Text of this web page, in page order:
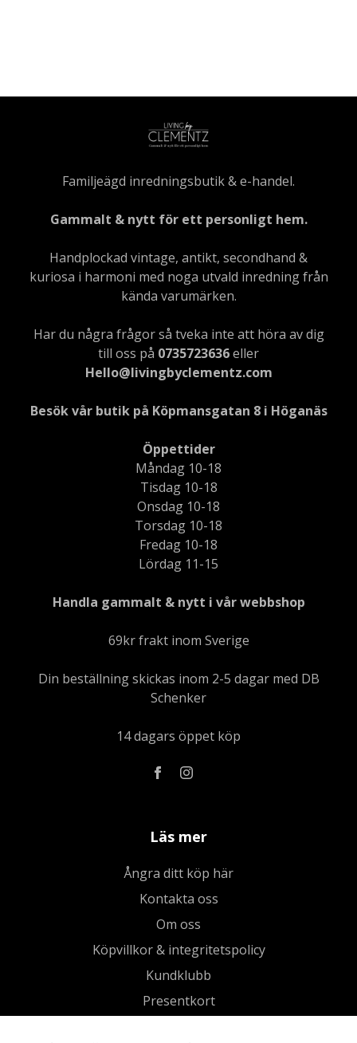
Familjeägd inredningsbutik & e-handel.
Gammalt & nytt för ett personligt hem.
Handplockad vintage, antikt, secondhand &
kuriosa i harmoni med noga utvald inredning från
kända varumärken.
Har du några frågor så tveka inte att höra av dig
till oss på 0735723636eller
Hello@livingbyclementz.com
Besök vår butik på Köpmansgatan 8 i Höganäs
Öppettider
Måndag 10-18
Tisdag 10-18
Onsdag 10-18
Torsdag 10-18
Fredag 10-18
Lördag 11-15
Handla gammalt & nytt i vår webbshop
69kr frakt inom Sverige
Din beställning skickas inom 2-5 dagar med DB
Schenker
14 dagars öppet köp
Läs mer
Ångra ditt köp här
Kontakta oss
Om oss
Köpvillkor & integritetspolicy
Kundklubb
Presentkort